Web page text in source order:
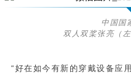
中国国
双人双桨张亮（
“好在如今有新的穿戴设备应